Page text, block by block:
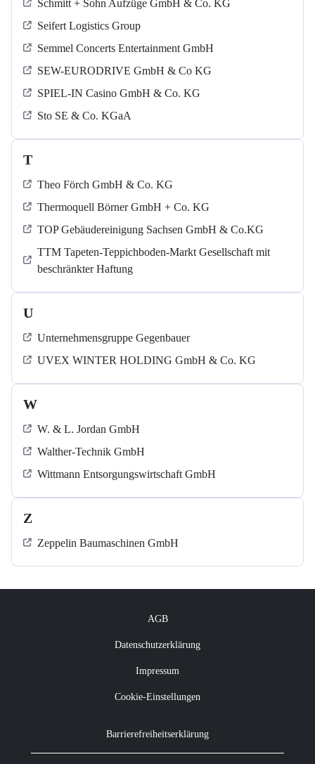
Schmitt + Sohn Aufzüge GmbH & Co. KG
Seifert Logistics Group
Semmel Concerts Entertainment GmbH
SEW-EURODRIVE GmbH & Co KG
SPIEL-IN Casino GmbH & Co. KG
Sto SE & Co. KGaA
T
Theo Förch GmbH & Co. KG
Thermoquell Börner GmbH + Co. KG
TOP Gebäudereinigung Sachsen GmbH & Co.KG
TTM Tapeten-Teppichboden-Markt Gesellschaft mit
beschränkter Haftung
U
Unternehmensgruppe Gegenbauer
UVEX WINTER HOLDING GmbH & Co. KG
W
W. & L. Jordan GmbH
Walther-Technik GmbH
Wittmann Entsorgungswirtschaft GmbH
Z
Zeppelin Baumaschinen GmbH
AGB
Datenschutzerklärung
Impressum
Cookie-Einstellungen
Barrierefreiheitserklärung